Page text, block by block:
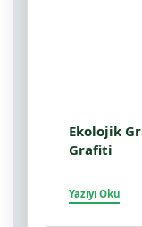
Ekolojik
Grafiti
Yazıyı Oku